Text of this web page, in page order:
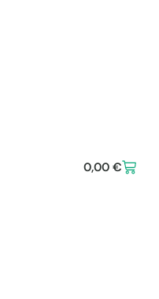
0,00 €